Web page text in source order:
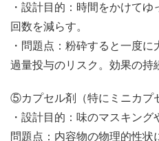
・設計目的：時間をかけて
回数を減らす。
・問題点：粉砕すると一度に
過量投与のリスク。効果の持
⑤カプセル剤（特にミニカプ
・設計目的：味のマスキング
問題点：内容物の物理的性